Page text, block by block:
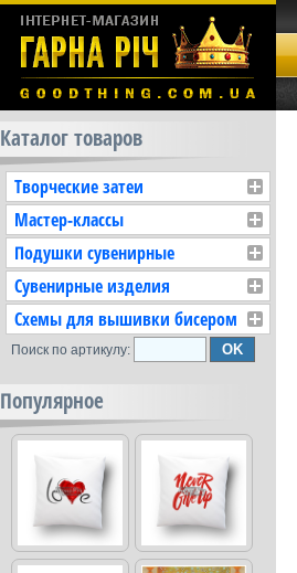
Каталог товаров
Творческие затеи
Мастер-классы
Подушки сувенирные
Сувенирные изделия
Схемы для вышивки бисером
Поиск по артикулу:
Популярное